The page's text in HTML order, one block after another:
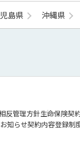
島県 沖縄県
反管理方針生命保険契
知らせ契約内容登録制